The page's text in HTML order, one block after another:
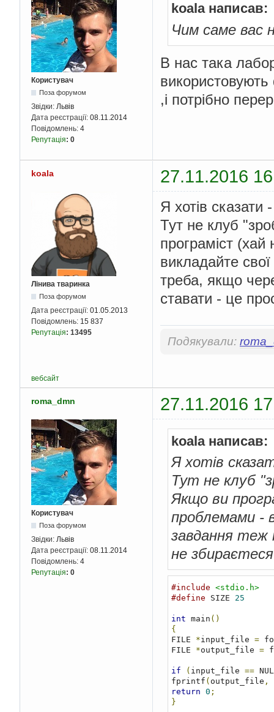
return 0;
}
Користувач
Поза форумом
Звідки: Львів
Дата реєстрації: 08.11.2014
Повідомлень: 4
Репутація: 0
koala написав:
Чим саме вас
В нас така
,і потрібно
koala 27.11.2016
Лінива тваринка
Поза форумом
Дата реєстрації: 01.05.2013
Повідомлень: 15 837
Репутація: 13495
Я хотів
Тут не клуб
програміст
викладайте
треба, якщо
ставати - це
Подякували:
вебсайт
roma_dmn 27.11.2016
Користувач
Поза форумом
Звідки: Львів
Дата реєстрації: 08.11.2014
Повідомлень: 4
Репутація: 0
koala написав:
Я хотів
Тут не клуб
Якщо ви
проблемами -
завдання теж
не
#include <stdio.h>
#define SIZE 25
int main ()
{
FILE *input_file =
FILE *output_file =
if ( input_file ==
fprintf ( output_file ,
return 0 ;
}